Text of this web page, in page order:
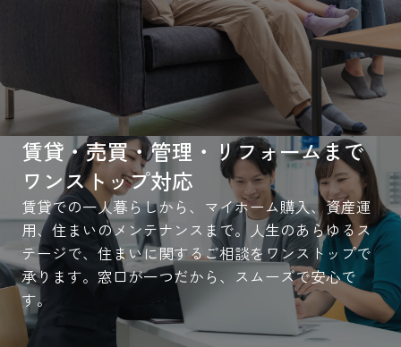
賃貸・売買・管理・リフォームまで
ワンストップ対応
賃貸での一人暮らしから、マイホーム購入、資産運
用、住まいのメンテナンスまで。人生のあらゆるス
テージで、住まいに関するご相談をワンストップで
承ります。窓口が一つだから、スムーズで安心で
す。